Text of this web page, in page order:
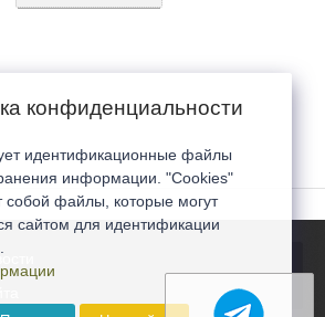
конфиденциальности
идентификационные файлы
информации. "Cookies"
собой файлы, которые могут
сайтом для идентификации